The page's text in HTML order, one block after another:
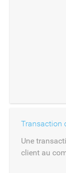
Transaction
Une
client au